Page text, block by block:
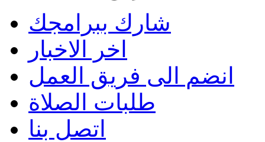
شارك ببرامجك
اخر الاخبار
انضم الى فريق العمل
طلبات الصلاة
اتصل بنا